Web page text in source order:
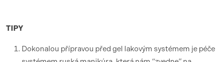
TIPY
Dokonalou přípravou před gel lakovým systémem je péče